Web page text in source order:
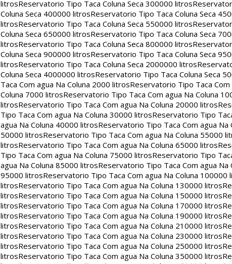
litrosReservatorio Tipo Taca Coluna Seca 300000 litros
Coluna Seca 400000 litrosReservatorio Tipo Taca Coluna Seca
litrosReservatorio Tipo Taca Coluna Seca 550000 litros
Coluna Seca 650000 litrosReservatorio Tipo Taca Coluna Seca
litrosReservatorio Tipo Taca Coluna Seca 800000 litros
Coluna Seca 900000 litrosReservatorio Tipo Taca Coluna Seca
litrosReservatorio Tipo Taca Coluna Seca 2000000 litros
Coluna Seca 4000000 litrosReservatorio Tipo Taca Coluna Seca
Taca Com agua Na Coluna 2000 litrosReservatorio Tipo Taca
Coluna 7000 litrosReservatorio Tipo Taca Com agua Na Coluna
litrosReservatorio Tipo Taca Com agua Na Coluna 20000 litros
Tipo Taca Com agua Na Coluna 30000 litrosReservatorio Tipo
agua Na Coluna 40000 litrosReservatorio Tipo Taca Com agua Na
50000 litrosReservatorio Tipo Taca Com agua Na Coluna 55000
litrosReservatorio Tipo Taca Com agua Na Coluna 65000 litros
Tipo Taca Com agua Na Coluna 75000 litrosReservatorio Tipo
agua Na Coluna 85000 litrosReservatorio Tipo Taca Com agua Na
95000 litrosReservatorio Tipo Taca Com agua Na Coluna 100000
litrosReservatorio Tipo Taca Com agua Na Coluna 130000 litros
litrosReservatorio Tipo Taca Com agua Na Coluna 150000 litros
litrosReservatorio Tipo Taca Com agua Na Coluna 170000 litros
litrosReservatorio Tipo Taca Com agua Na Coluna 190000 litros
litrosReservatorio Tipo Taca Com agua Na Coluna 210000 litros
litrosReservatorio Tipo Taca Com agua Na Coluna 230000 litros
litrosReservatorio Tipo Taca Com agua Na Coluna 250000 litros
litrosReservatorio Tipo Taca Com agua Na Coluna 350000 litros